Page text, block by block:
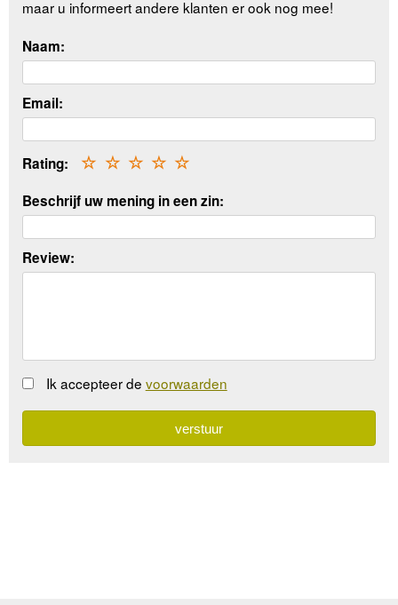
maar u informeert andere klanten er ook nog mee!
Naam:
Email:
Rating: ☆
☆
☆
☆
☆
Beschrijf uw mening in een zin:
Review:
Ik accepteer de voorwaarden